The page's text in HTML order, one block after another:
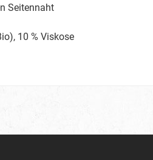
Seitennaht
10 % Viskose